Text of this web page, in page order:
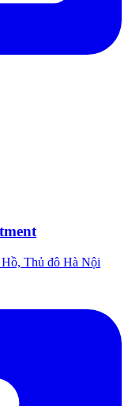
Thủ đô Hà Nội